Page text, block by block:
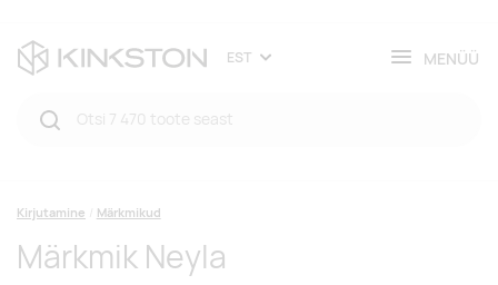
EST MENÜÜ
Kirjutamine Märkmikud
Märkmik Neyla